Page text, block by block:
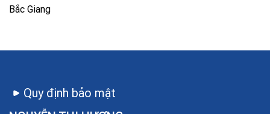
Bắc Giang
Quy định bảo mật